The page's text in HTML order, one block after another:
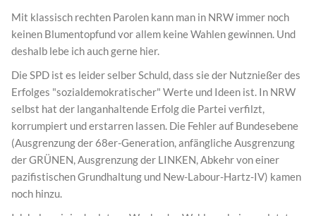
Mit klassisch rechten Parolen kann man in NRW immer noch
keinen Blumentopfund vor allem keine Wahlen gewinnen. Und
deshalb lebe ich auch gerne hier.
Die SPD ist es leider selber Schuld, dass sie der Nutznießer des
Erfolges "sozialdemokratischer" Werte und Ideen ist. In NRW
selbst hat der langanhaltende Erfolg die Partei verfilzt,
korrumpiert und erstarren lassen. Die Fehler auf Bundesebene
(Ausgrenzung der 68er-Generation, anfängliche Ausgrenzung
der GRÜNEN, Ausgrenzung der LINKEN, Abkehr von einer
pazifistischen Grundhaltung und New-Labour-Hartz-IV) kamen
noch hinzu.